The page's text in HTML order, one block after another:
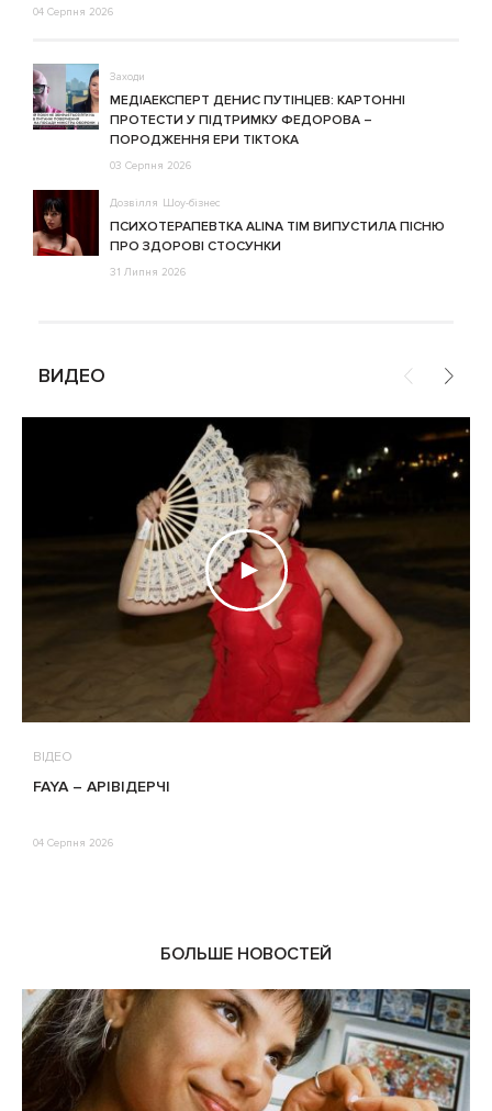
04 Серпня 2026
Заходи
МЕДІАЕКСПЕРТ ДЕНИС ПУТІНЦЕВ: КАРТОННІ
ПРОТЕСТИ У ПІДТРИМКУ ФЕДОРОВА –
ПОРОДЖЕННЯ ЕРИ ТІКТОКА
03 Серпня 2026
Дозвілля Шоу-бізнес
ПСИХОТЕРАПЕВТКА ALINA TIM ВИПУСТИЛА ПІСНЮ
ПРО ЗДОРОВІ СТОСУНКИ
31 Липня 2026
ВИДЕО
ВІДЕО
FAYA – АРІВІДЕРЧІ
04 Серпня 2026
БОЛЬШЕ НОВОСТЕЙ